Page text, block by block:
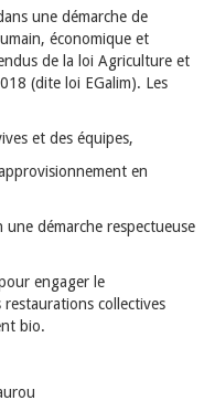
une démarche de
économique et
de la loi Agriculture et
(dite loi EGalim). Les
et des équipes,
en
démarche respectueuse
engager le
restaurations collectives
bio.